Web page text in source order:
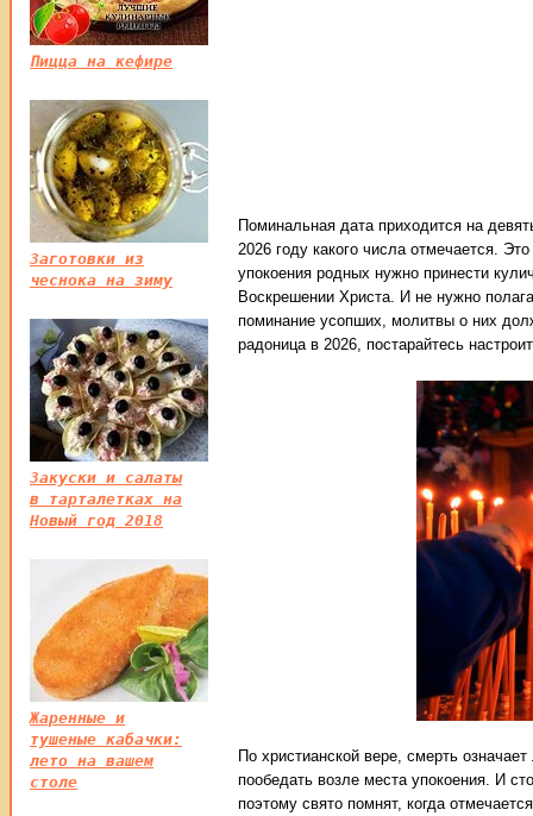
Поминальная дата приходится на
2026 году какого числа отмечается.
упокоения родных нужно принести
Воскрешении Христа. И не нужно
поминание усопших, молитвы о них
радоница в 2026, постарайтесь
По христианской вере, смерть
пообедать возле места упокоения. И
поэтому свято помнят, когда
Пицца на кефире
Заготовки из
чеснока на зиму
Закуски и салаты
в тарталетках на
Новый год 2018
Жаренные и
тушеные кабачки:
лето на вашем
столе